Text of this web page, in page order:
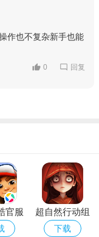
游版本中，将新增
园里一起生活、一起
自己的小镇逐渐繁荣
以更立体、真实的形
种行为，行走、游
形互动乐趣。
，每位小摩尔都能
成自己想要的样子，
作也不复杂新手也能
0 回复
官服
最新
超自然行动组
官方下载最新
下载